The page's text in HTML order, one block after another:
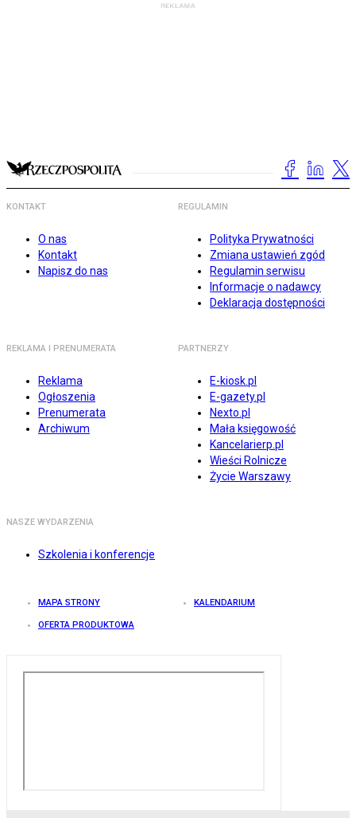
KONTAKT
O nas
Kontakt
Napisz do nas
REGULAMIN
Polityka Prywatności
Zmiana ustawień zgód
Regulamin serwisu
Informacje o nadawcy
Deklaracja dostępności
REKLAMA I PRENUMERATA
Reklama
Ogłoszenia
Prenumerata
Archiwum
PARTNERZY
E-kiosk.pl
E-gazety.pl
Nexto.pl
Mała księgowość
Kancelarierp.pl
Wieści Rolnicze
Życie Warszawy
NASZE WYDARZENIA
Szkolenia i konferencje
MAPA STRONY KALENDARIUM
OFERTA PRODUKTOWA